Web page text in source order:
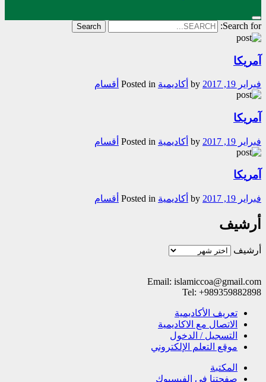
Search for:
آمریکا
فبراير 19, 2017 أکادیمیة Posted in أقسام
آمریکا
فبراير 19, 2017 أکادیمیة Posted in أقسام
آمریکا
فبراير 19, 2017 أکادیمیة Posted in أقسام
أرشيف
أرشيف
Email: islamiccoa@gmail.com
Tel: +989359882898
تعریف الأکادیمیة
الاتصال مع الاکادیمیة
التسجیل / الدخول
موقع التعلم الإلکتروني
المکتبة
صفحتنا في الفيسبوك